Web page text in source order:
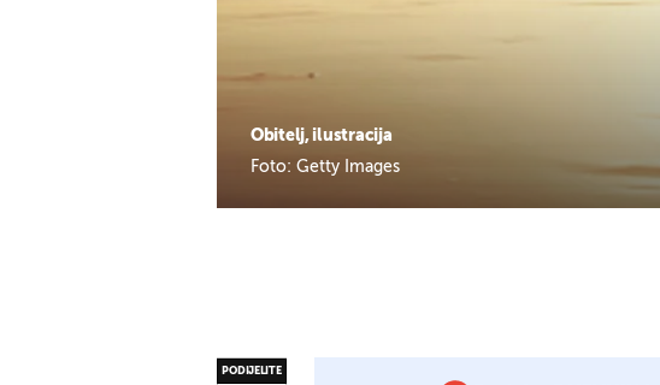
Obitelj, ilustracija
Foto: Getty Images
PODIJELITE